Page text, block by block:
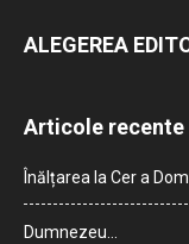
ALEGEREA
Articole recente
Înălțarea la Cer a
Dumnezeu…